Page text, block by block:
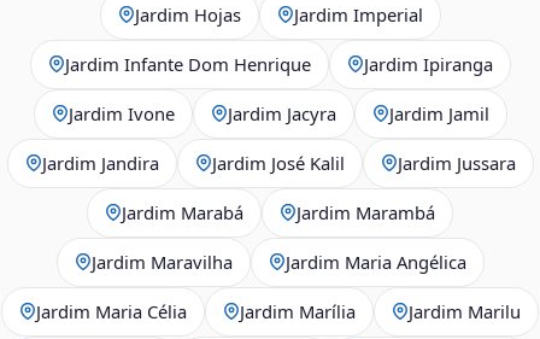
Jardim Hojas Jardim Imperial
Jardim Infante Dom Henrique Jardim Ipiranga
Jardim Ivone Jardim Jacyra Jardim Jamil
Jardim Jandira Jardim José Kalil Jardim Jussara
Jardim Marabá Jardim Marambá
Jardim Maravilha Jardim Maria Angélica
Jardim Maria Célia Jardim Marília Jardim Marilu